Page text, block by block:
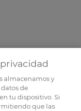
almacenamos y
de
tu dispositivo. Si
que las